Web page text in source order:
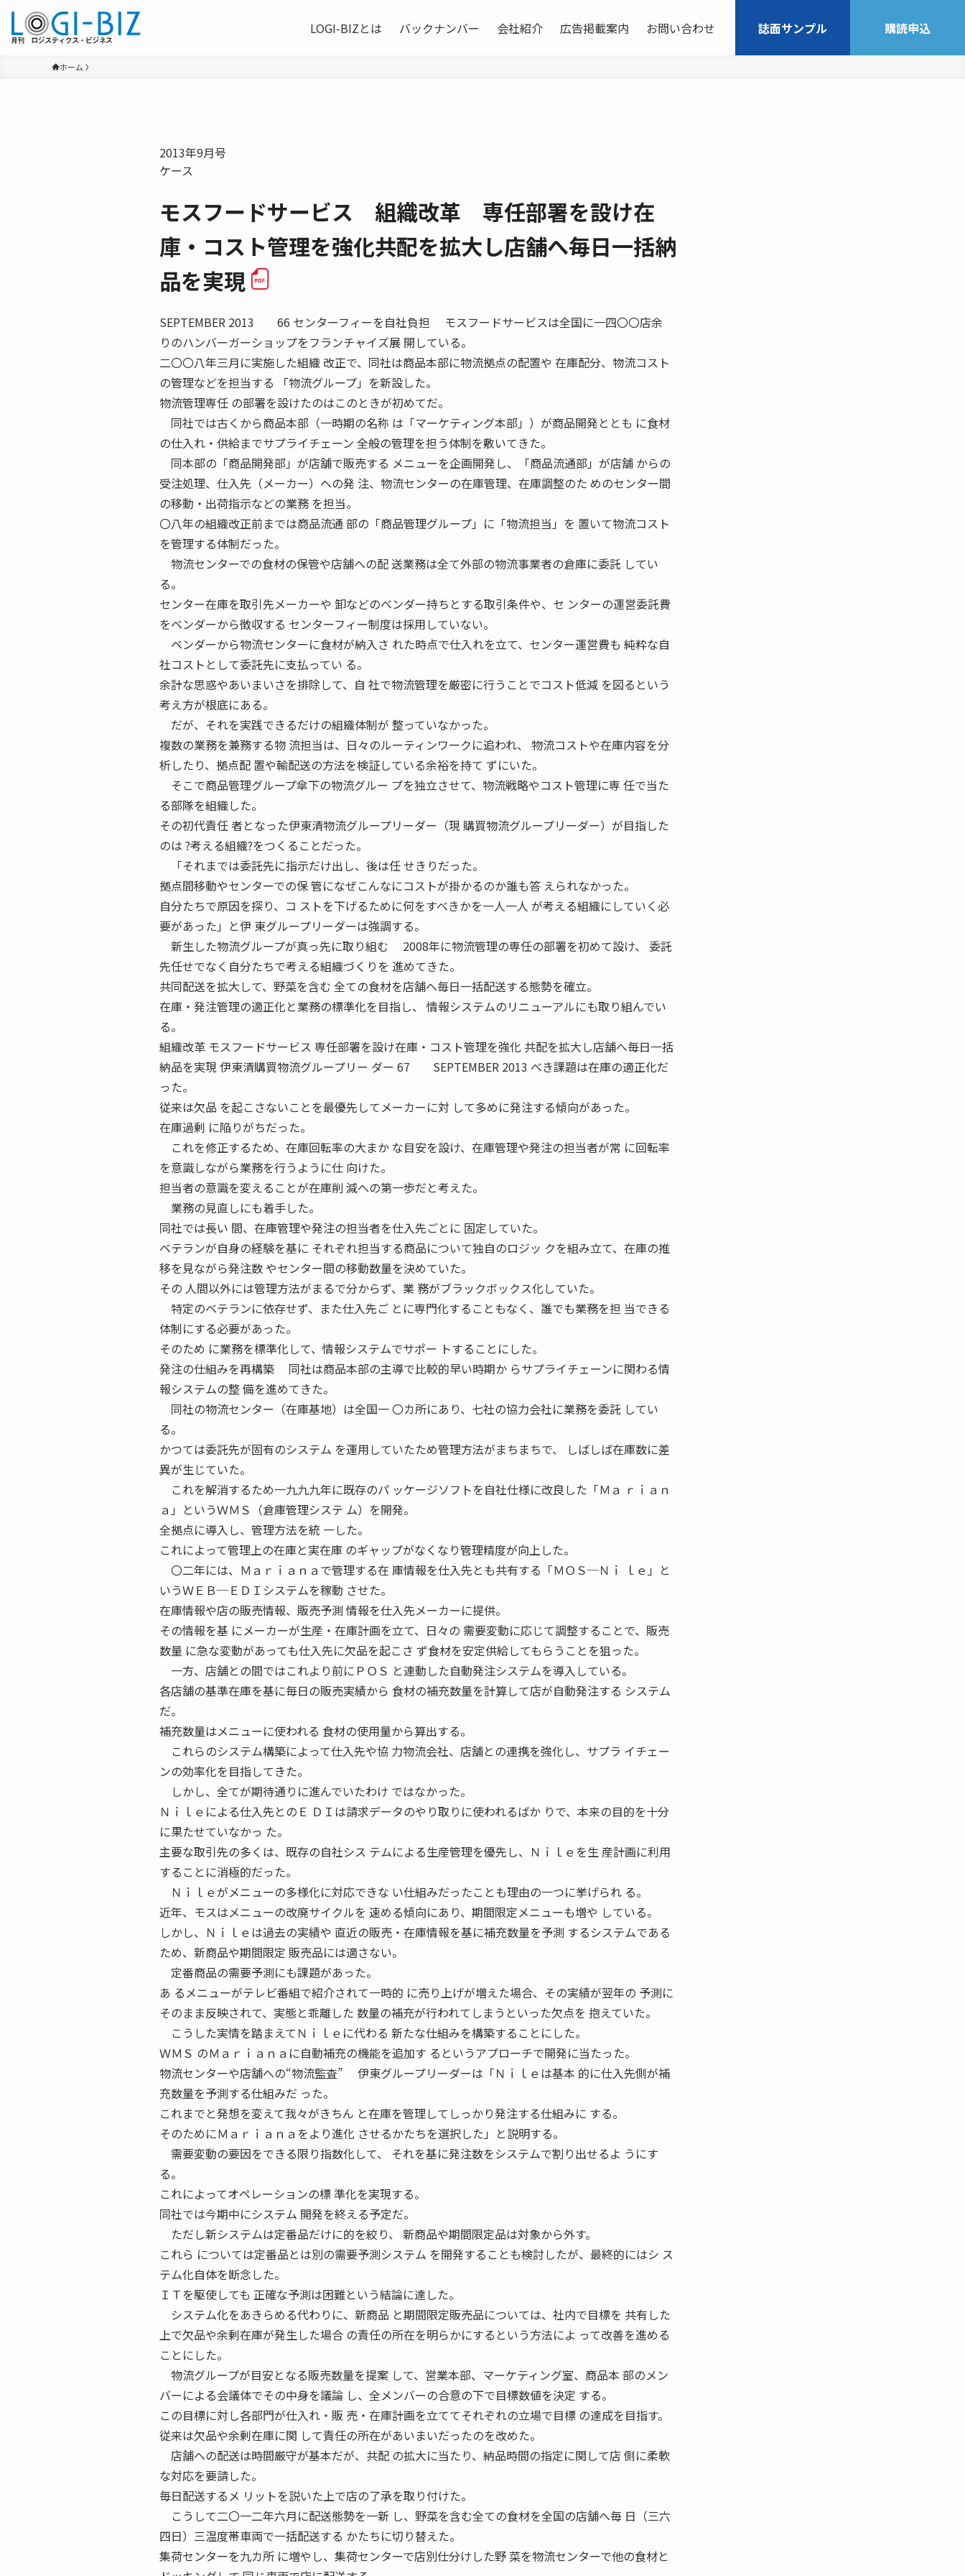
LOGI-BIZとは バックナンバー 会社紹介 広告掲載案内 お問い合わせ 誌面サンプル 購読申込
ホーム
2013年9月号
ケース
モスフードサービス 組織改革 専任部署を設け在
庫・コスト管理を強化共配を拡大し店舗へ毎日一括納
品を実現
SEPTEMBER 2013 66 センターフィーを自社負担 モスフードサービスは全国に一四〇〇店余
りのハンバーガーショップをフランチャイズ展 開している。
二〇〇八年三月に実施した組織 改正で、同社は商品本部に物流拠点の配置や 在庫配分、物流コスト
の管理などを担当する 「物流グループ」を新設した。
物流管理専任 の部署を設けたのはこのときが初めてだ。
同社では古くから商品本部（一時期の名称 は「マーケティング本部」）が商品開発ととも に食材
の仕入れ・供給までサプライチェーン 全般の管理を担う体制を敷いてきた。
同本部の「商品開発部」が店舗で販売する メニューを企画開発し、「商品流通部」が店舗 からの
受注処理、仕入先（メーカー）への発 注、物流センターの在庫管理、在庫調整のた めのセンター間
の移動・出荷指示などの業務 を担当。
〇八年の組織改正前までは商品流通 部の「商品管理グループ」に「物流担当」を 置いて物流コスト
を管理する体制だった。
物流センターでの食材の保管や店舗への配 送業務は全て外部の物流事業者の倉庫に委託 してい
る。
センター在庫を取引先メーカーや 卸などのベンダー持ちとする取引条件や、セ ンターの運営委託費
をベンダーから徴収する センターフィー制度は採用していない。
ベンダーから物流センターに食材が納入さ れた時点で仕入れを立て、センター運営費も 純粋な自
社コストとして委託先に支払ってい る。
余計な思惑やあいまいさを排除して、自 社で物流管理を厳密に行うことでコスト低減 を図るという
考え方が根底にある。
だが、それを実践できるだけの組織体制が 整っていなかった。
複数の業務を兼務する物 流担当は、日々のルーティンワークに追われ、 物流コストや在庫内容を分
析したり、拠点配 置や輸配送の方法を検証している余裕を持て ずにいた。
そこで商品管理グループ傘下の物流グルー プを独立させて、物流戦略やコスト管理に専 任で当た
る部隊を組織した。
その初代責任 者となった伊東清物流グループリーダー（現 購買物流グループリーダー）が目指した
のは ?考える組織?をつくることだった。
「それまでは委託先に指示だけ出し、後は任 せきりだった。
拠点間移動やセンターでの保 管になぜこんなにコストが掛かるのか誰も答 えられなかった。
自分たちで原因を探り、コ ストを下げるために何をすべきかを一人一人 が考える組織にしていく必
要があった」と伊 東グループリーダーは強調する。
新生した物流グループが真っ先に取り組む 2008年に物流管理の専任の部署を初めて設け、 委託
先任せでなく自分たちで考える組織づくりを 進めてきた。
共同配送を拡大して、野菜を含む 全ての食材を店舗へ毎日一括配送する態勢を確立。
在庫・発注管理の適正化と業務の標準化を目指し、 情報システムのリニューアルにも取り組んでい
る。
組織改革 モスフードサービス 専任部署を設け在庫・コスト管理を強化 共配を拡大し店舗へ毎日一括
納品を実現 伊東清購買物流グループリー ダー 67 SEPTEMBER 2013 べき課題は在庫の適正化だ
った。
従来は欠品 を起こさないことを最優先してメーカーに対 して多めに発注する傾向があった。
在庫過剰 に陥りがちだった。
これを修正するため、在庫回転率の大まか な目安を設け、在庫管理や発注の担当者が常 に回転率
を意識しながら業務を行うように仕 向けた。
担当者の意識を変えることが在庫削 減への第一歩だと考えた。
業務の見直しにも着手した。
同社では長い 間、在庫管理や発注の担当者を仕入先ごとに 固定していた。
ベテランが自身の経験を基に それぞれ担当する商品について独自のロジッ クを組み立て、在庫の推
移を見ながら発注数 やセンター間の移動数量を決めていた。
その 人間以外には管理方法がまるで分からず、業 務がブラックボックス化していた。
特定のベテランに依存せず、また仕入先ご とに専門化することもなく、誰でも業務を担 当できる
体制にする必要があった。
そのため に業務を標準化して、情報システムでサポー トすることにした。
発注の仕組みを再構築 同社は商品本部の主導で比較的早い時期か らサプライチェーンに関わる情
報システムの整 備を進めてきた。
同社の物流センター（在庫基地）は全国一 〇カ所にあり、七社の協力会社に業務を委託 してい
る。
かつては委託先が固有のシステム を運用していたため管理方法がまちまちで、 しばしば在庫数に差
異が生じていた。
これを解消するため一九九九年に既存のパ ッケージソフトを自社仕様に改良した「Ｍａ ｒｉａｎ
ａ」というＷＭＳ（倉庫管理システ ム）を開発。
全拠点に導入し、管理方法を統 一した。
これによって管理上の在庫と実在庫 のギャップがなくなり管理精度が向上した。
〇二年には、Ｍａｒｉａｎａで管理する在 庫情報を仕入先とも共有する「ＭＯＳ─Ｎｉ ｌｅ」と
いうＷＥＢ─ＥＤＩシステムを稼動 させた。
在庫情報や店の販売情報、販売予測 情報を仕入先メーカーに提供。
その情報を基 にメーカーが生産・在庫計画を立て、日々の 需要変動に応じて調整することで、販売
数量 に急な変動があっても仕入先に欠品を起こさ ず食材を安定供給してもらうことを狙った。
一方、店舗との間ではこれより前にＰＯＳ と連動した自動発注システムを導入している。
各店舗の基準在庫を基に毎日の販売実績から 食材の補充数量を計算して店が自動発注する システム
だ。
補充数量はメニューに使われる 食材の使用量から算出する。
これらのシステム構築によって仕入先や協 力物流会社、店舗との連携を強化し、サプラ イチェー
ンの効率化を目指してきた。
しかし、全てが期待通りに進んでいたわけ ではなかった。
Ｎｉｌｅによる仕入先とのＥ ＤＩは請求データのやり取りに使われるばか りで、本来の目的を十分
に果たせていなかっ た。
主要な取引先の多くは、既存の自社シス テムによる生産管理を優先し、Ｎｉｌｅを生 産計画に利用
することに消極的だった。
Ｎｉｌｅがメニューの多様化に対応できな い仕組みだったことも理由の一つに挙げられ る。
近年、モスはメニューの改廃サイクルを 速める傾向にあり、期間限定メニューも増や している。
しかし、Ｎｉｌｅは過去の実績や 直近の販売・在庫情報を基に補充数量を予測 するシステムである
ため、新商品や期間限定 販売品には適さない。
定番商品の需要予測にも課題があった。
あ るメニューがテレビ番組で紹介されて一時的 に売り上げが増えた場合、その実績が翌年の 予測に
そのまま反映されて、実態と乖離した 数量の補充が行われてしまうといった欠点を 抱えていた。
こうした実情を踏まえてＮｉｌｅに代わる 新たな仕組みを構築することにした。
ＷＭＳ のＭａｒｉａｎａに自動補充の機能を追加す るというアプローチで開発に当たった。
物流センターや店舗への“物流監査” 伊東グループリーダーは「Ｎｉｌｅは基本 的に仕入先側が補
充数量を予測する仕組みだ った。
これまでと発想を変えて我々がきちん と在庫を管理してしっかり発注する仕組みに する。
そのためにＭａｒｉａｎａをより進化 させるかたちを選択した」と説明する。
需要変動の要因をできる限り指数化して、 それを基に発注数をシステムで割り出せるよ うにす
る。
これによってオペレーションの標 準化を実現する。
同社では今期中にシステム 開発を終える予定だ。
ただし新システムは定番品だけに的を絞り、 新商品や期間限定品は対象から外す。
これら については定番品とは別の需要予測システム を開発することも検討したが、最終的にはシ ス
テム化自体を断念した。
ＩＴを駆使しても 正確な予測は困難という結論に達した。
システム化をあきらめる代わりに、新商品 と期間限定販売品については、社内で目標を 共有した
上で欠品や余剰在庫が発生した場合 の責任の所在を明らかにするという方法によ って改善を進める
ことにした。
物流グループが目安となる販売数量を提案 して、営業本部、マーケティング室、商品本 部のメン
バーによる会議体でその中身を議論 し、全メンバーの合意の下で目標数値を決定 する。
この目標に対し各部門が仕入れ・販 売・在庫計画を立ててそれぞれの立場で目標 の達成を目指す。
従来は欠品や余剰在庫に関 して責任の所在があいまいだったのを改めた。
店舗への配送は時間厳守が基本だが、共配 の拡大に当たり、納品時間の指定に関して店 側に柔軟
な対応を要請した。
毎日配送するメ リットを説いた上で店の了承を取り付けた。
こうして二〇一二年六月に配送態勢を一新 し、野菜を含む全ての食材を全国の店舗へ毎 日（三六
四日）三温度帯車両で一括配送する かたちに切り替えた。
集荷センターを九カ所 に増やし、集荷センターで店別仕分けした野 菜を物流センターで他の食材と